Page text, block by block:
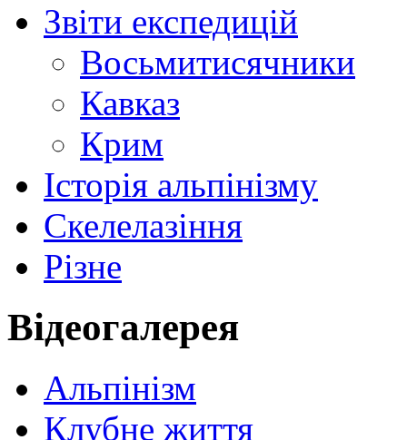
Звіти експедицій
Восьмитисячники
Кавказ
Крим
Історія альпінізму
Скелелазіння
Різне
Відеогалерея
Альпінізм
Клубне життя